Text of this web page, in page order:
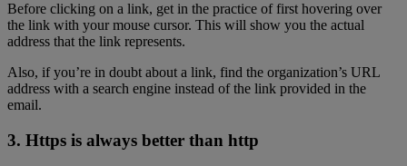
Before clicking on a link, get in the practice of first hovering over
the link with your mouse cursor. This will show you the actual
address that the link represents.
Also, if you’re in doubt about a link, find the organization’s URL
address with a search engine instead of the link provided in the
email.
3. Https is always better than http